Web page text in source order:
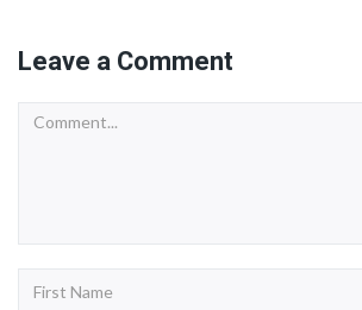
Leave a Comment